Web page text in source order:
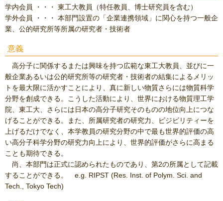
学内会員 ・・・ 東工大教員（特任教員、博士研究員を含む）
学外会員 ・・・ 本部門設置の「企業連携領域」に関心を持つ一般企
業、公的研究所等所属の研究者・技術者
意義
高分子に関係するまたは興味を持つ広範な東工大教員、並びに一
般企業あるいは公的研究所等の研究者・技術者の結集によるメリッ
トを最大限に活かすことにより、真に新しい物質さらには物質科学
分野を創成できる。こうした活動により、世界における物質理工学
院、東工大、さらには日本の高分子研究そのものの地位向上につな
げることができる。また、所属研究者の研究力、ビジビリティーを
上げるだけでなく、本学教員の研究分野の中で最も世界的評価の高
い高分子科学分野の研究力向上により、世界的評価がさらに高まる
ことも期待できる。
尚、本部門は正式に認められたものであり、第2の所属として記載
することができる。 e.g. RIPST (Res. Inst. of Polym. Sci. and
Tech., Tokyo Tech)